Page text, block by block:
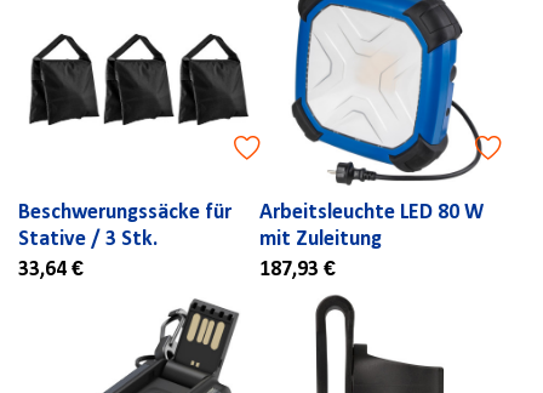
Beschwerungssäcke für
Stative / 3 Stk.
33,64 €
Arbeitsleuchte LED 80 W
mit Zuleitung
187,93 €